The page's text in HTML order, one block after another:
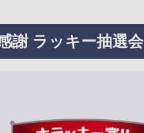
謝 ラッキー抽選会